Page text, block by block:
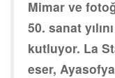
Mimar ve
50. sanat
kutluyor. La
eser,